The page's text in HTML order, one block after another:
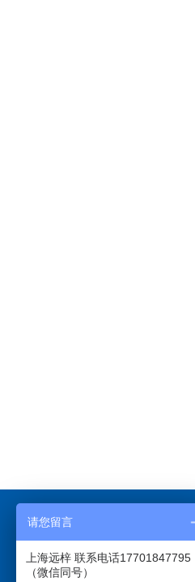
上海远梓总部地址
请您留言
上海远梓 联系电话17701847795
（微信同号）